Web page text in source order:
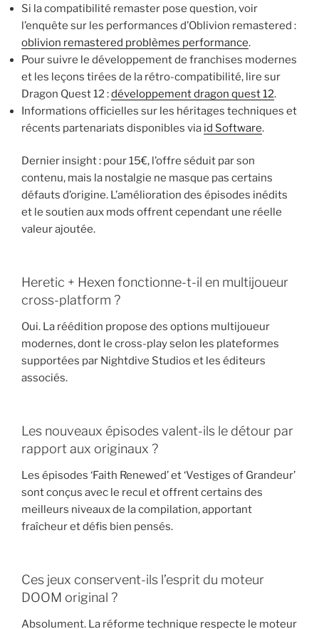
Si la compatibilité remaster pose question, voir
l’enquête sur les performances d’Oblivion remastered :
oblivion remastered problèmes performance.
Pour suivre le développement de franchises modernes
et les leçons tirées de la rétro-compatibilité, lire sur
Dragon Quest 12 :développement dragon quest 12.
Informations officielles sur les héritages techniques et
récents partenariats disponibles via id Software.
Dernier insight : pour 15€, l’offre séduit par son
contenu, mais la nostalgie ne masque pas certains
défauts d’origine. L’amélioration des épisodes inédits
et le soutien aux mods offrent cependant une réelle
valeur ajoutée.
Heretic + Hexen fonctionne-t-il en multijoueur
cross-platform ?
Oui. La réédition propose des options multijoueur
modernes, dont le cross-play selon les plateformes
supportées par Nightdive Studios et les éditeurs
associés.
Les nouveaux épisodes valent-ils le détour par
rapport aux originaux ?
Les épisodes ‘Faith Renewed’ et ‘Vestiges of Grandeur’
sont conçus avec le recul et offrent certains des
meilleurs niveaux de la compilation, apportant
fraîcheur et défis bien pensés.
Ces jeux conservent-ils l’esprit du moteur
DOOM original ?
Absolument. La réforme technique respecte le moteur